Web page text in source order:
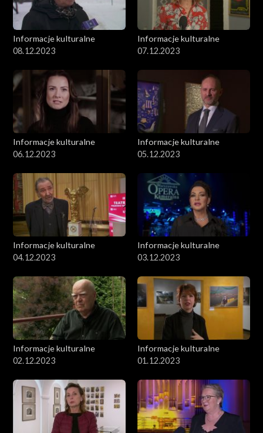
Informacje kulturalne
08.12.2023
Informacje kulturalne
07.12.2023
Informacje kulturalne
06.12.2023
Informacje kulturalne
05.12.2023
Informacje kulturalne
04.12.2023
Informacje kulturalne
03.12.2023
Informacje kulturalne
02.12.2023
Informacje kulturalne
01.12.2023